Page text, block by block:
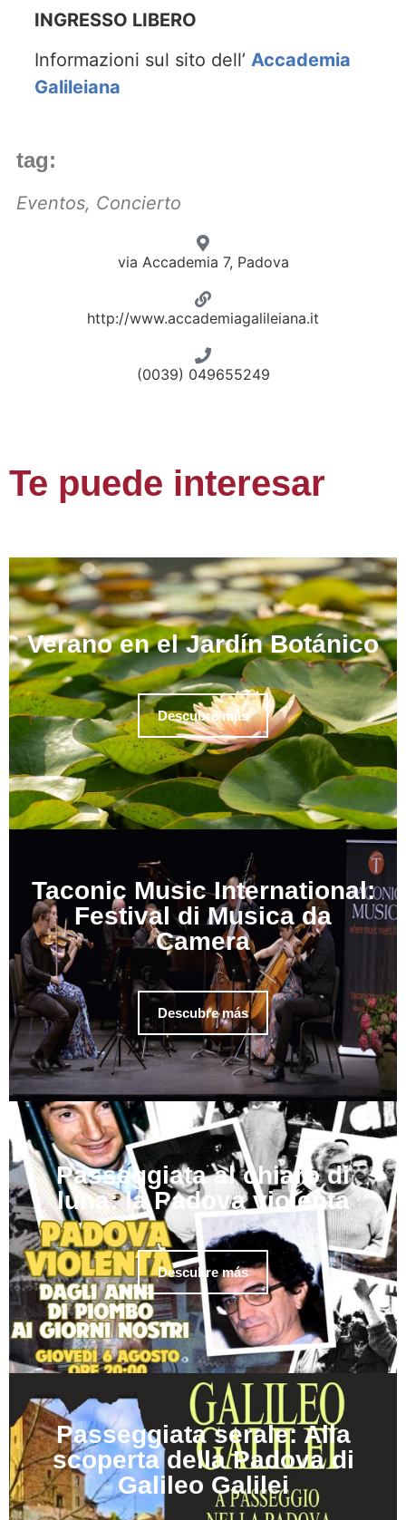
INGRESSO LIBERO
Informazioni sul sito dell’ Accademia
Galileiana
tag:
Eventos, Concierto
via Accademia 7, Padova
http://www.accademiagalileiana.it
(0039) 049655249
Te puede interesar
Verano en el Jardín Botánico
Descubre más
Taconic Music International:
Festival di Musica da
Camera
Descubre más
Passeggiata al chiaro di
luna: la Padova violenta
Descubre más
Passeggiata serale: Alla
scoperta della Padova di
Galileo Galilei